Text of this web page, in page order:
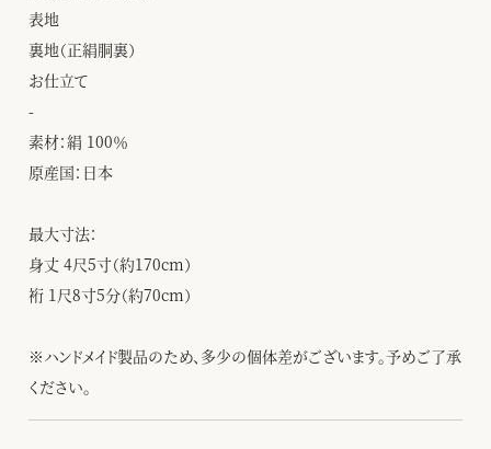
表地
裏地（正絹胴裏）
お仕立て
-
素材：絹 100％
原産国：日本
最大寸法：
身丈 4尺5寸（約170cm）
裄 1尺8寸5分（約70cm）
※ハンドメイド製品のため、多少の個体差がございます。予めご了承
ください。